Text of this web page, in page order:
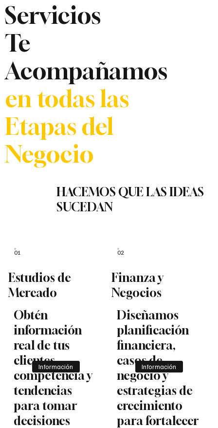
Servicios
Te
Acompañamos
en todas las
Etapas del
Negocio
HACEMOS QUE LAS IDEAS
SUCEDAN
01
Estudios de
Mercado
Obtén
información
real de tus
clientes,
competencia y
tendencias
para tomar
decisiones
Información
02
Finanza y
Negocios
Diseñamos
planificación
financiera,
casos de
negocio y
estrategias de
crecimiento
para fortalecer
Información